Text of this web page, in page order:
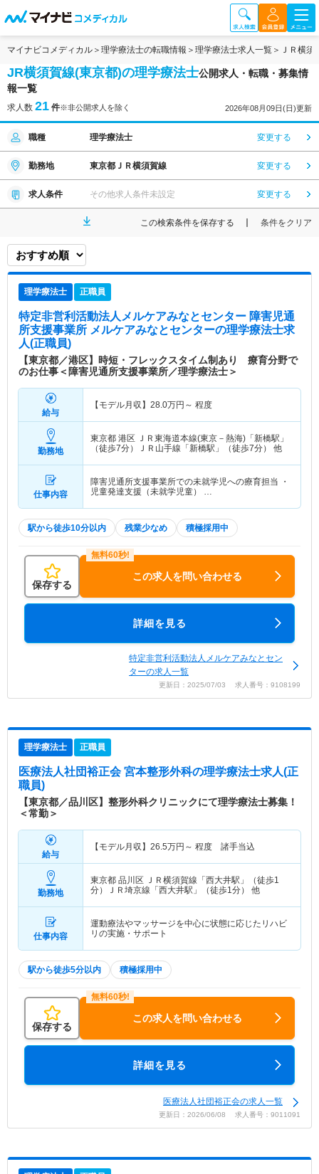
マイナビコメディカル 理学療法士の転職情報 理学療法士求人一覧 ＪＲ横
JR横須賀線(東京都)の理学療法士公開求人・転職・募集情
報一覧
求人数 21 件※非公開求人を除く 2026年08月09日(日)更新
職種 理学療法士 変更する
勤務地 東京都ＪＲ横須賀線 変更する
求人条件 その他求人条件未設定 変更する
この検索条件を保存する 条件をクリア
理学療法士 正職員
特定非営利活動法人メルケアみなとセンター 障害児通
所支援事業所 メルケアみなとセンターの理学療法士求
人(正職員)
【東京都／港区】時短・フレックスタイム制あり 療育分野で
のお仕事＜障害児通所支援事業所／理学療法士＞
給与
【モデル月収】 28.0万円～ 程度
勤務地
東京都 港区 ＪＲ東海道本線(東京－熱海)「新橋駅」
（徒歩7分）ＪＲ山手線「新橋駅」（徒歩7分） 他
仕事内容
障害児通所支援事業所での未就学児への療育担当 ・
児童発達支援（未就学児童） …
駅から徒歩10分以内 残業少なめ 積極採用中
保存する
この求人を問い合わせる
詳細を見る
特定非営利活動法人メルケアみなとセン
ターの求人一覧
更新日：2025/07/03 求人番号：9108199
理学療法士 正職員
医療法人社団裕正会 宮本整形外科の理学療法士求人(正
職員)
【東京都／品川区】整形外科クリニックにて理学療法士募集！
＜常勤＞
給与
【モデル月収】 26.5万円～ 程度 諸手当込
勤務地
東京都 品川区 ＪＲ横須賀線「西大井駅」（徒歩1
分）ＪＲ埼京線「西大井駅」（徒歩1分） 他
仕事内容
運動療法やマッサージを中心に状態に応じたリハビ
リの実施・サポート
駅から徒歩5分以内 積極採用中
保存する
この求人を問い合わせる
詳細を見る
医療法人社団裕正会の求人一覧
更新日：2026/06/08 求人番号：9011091